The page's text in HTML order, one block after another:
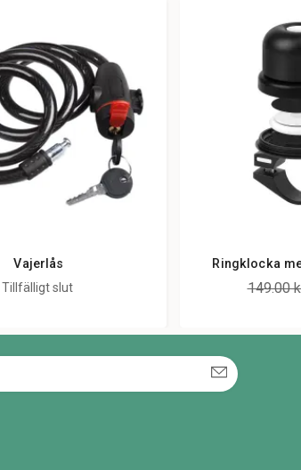
Vajerlås
Tillfälligt slut
Ringklocka
149.00